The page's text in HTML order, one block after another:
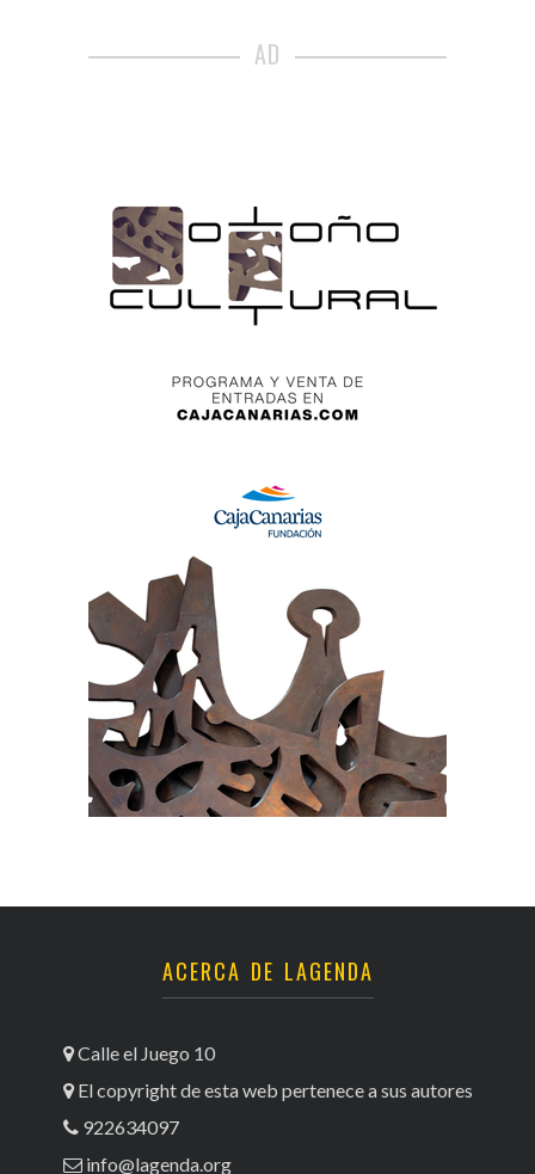
AD
ACERCA DE LAGENDA
Calle el Juego 10
El copyright de esta web pertenece a sus autores
922634097
info@lagenda.org